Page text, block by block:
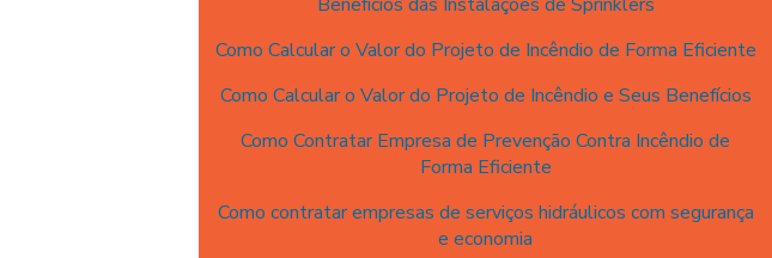
Como Calcular o Valor do Projeto de Incêndio de Forma Eficiente
Como Calcular o Valor do Projeto de Incêndio e Seus Benefícios
Como Contratar Empresa de Prevenção Contra Incêndio de
Forma Eficiente
Como contratar empresas de serviços hidráulicos com segurança
e economia